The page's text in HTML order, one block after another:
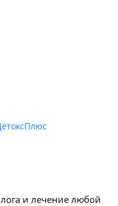
и лечение любой